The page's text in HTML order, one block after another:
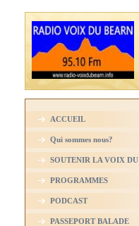
ACCUEIL
Qui sommes nous?
SOUTENIR LA VOIX DU
BEARN
PROGRAMMES
PODCAST
PASSEPORT BALADE